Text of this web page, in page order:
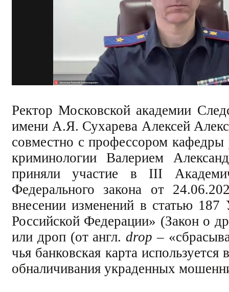
Ректор Московской академии
имени А.Я. Сухарева Алексей
совместно с профессором кафедры
криминологии Валерием
приняли участие в III
Федерального закона от
внесении изменений в статью 187
Российской Федерации» (Закон о
или дроп (от англ.drop –
чья банковская карта используется
обналичивания украденных